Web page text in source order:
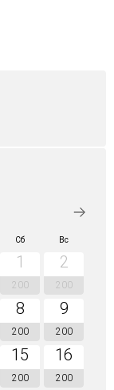
Сб Вс
1
200
2
200
8
200
9
200
15
200
16
200